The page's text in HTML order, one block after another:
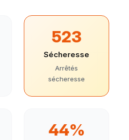
523
Sécheresse
Arrêtés
sécheresse
44%